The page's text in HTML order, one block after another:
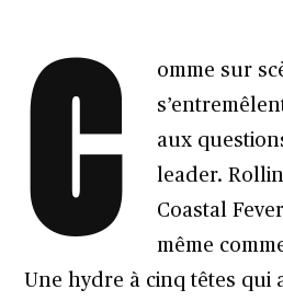
C
omme sur
aux
leader.
Coastal
même
Une hydre à cinq têtes qui